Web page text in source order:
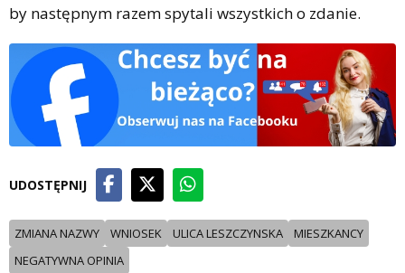
by następnym razem spytali wszystkich o zdanie.
UDOSTĘPNIJ
ZMIANA NAZWY WNIOSEK ULICA LESZCZYNSKA
MIESZKANCY
NEGATYWNA OPINIA